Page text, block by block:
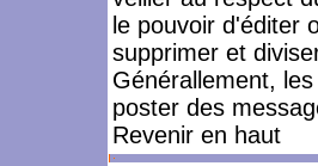
le pouvoir d'éditer
supprimer et
Générallement,
poster des
Revenir en haut